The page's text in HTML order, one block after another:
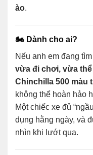
ào.
🏍️ Dành cho ai?
Nếu anh em đang
vừa đi chơi, vừa
Chinchilla 500 màu
không thể hoàn hảo
Một chiếc xe đủ
dụng hằng ngày, và
nhìn khi lướt qua.